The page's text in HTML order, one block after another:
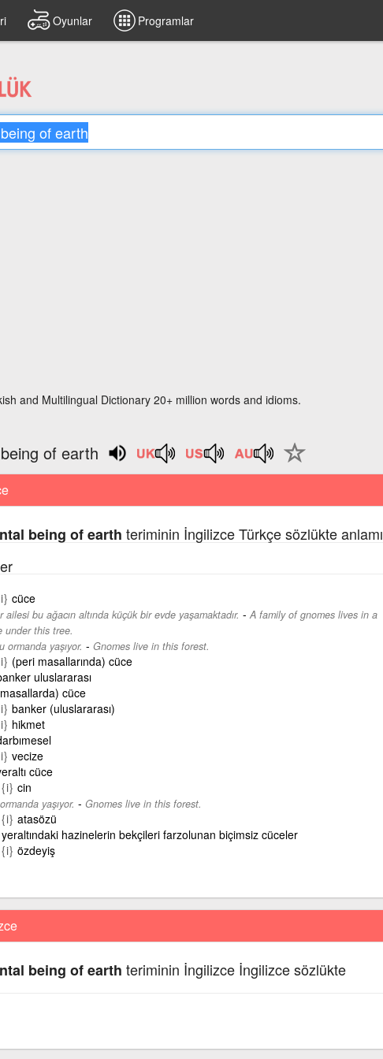
Oyunlar Programlar
and Multilingual Dictionary 20+ million words and idioms.
of earth
being of earth teriminin İngilizce Türkçe sözlükte anlamı
cüce
ailesi bu ağacın altında küçük bir evde yaşamaktadır. - A family of gnomes lives in a
under this tree.
ormanda yaşıyor. - Gnomes live in this forest.
(peri masallarında) cüce
uluslararası
cüce
banker (uluslararası)
hikmet
vecize
cüce
{i} cin
yaşıyor. - Gnomes live in this forest.
{i} atasözü
yeraltındaki hazinelerin bekçileri farzolunan biçimsiz cüceler
{i} özdeyiş
being of earth teriminin İngilizce İngilizce sözlükte